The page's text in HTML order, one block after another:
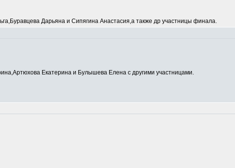
Дарьяна и Сипягина Анастасия,а также др участницы финала.
Екатерина и Булышева Елена с другими участницами.